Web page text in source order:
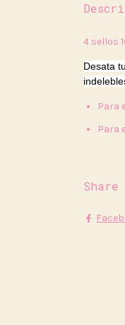
4 sellos
Desata
Para
Para
Share